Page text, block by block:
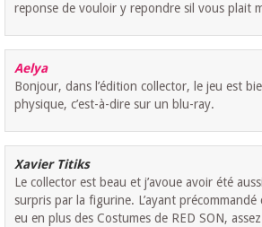
reponse de vouloir y repondre sil vous plait
Aelya
Bonjour, dans l’édition collector, le jeu est
physique, c’est-à-dire sur un blu-ray.
Xavier Titiks
Le collector est beau et j’avoue avoir été
surpris par la figurine. L’ayant précommandé
eu en plus des Costumes de RED SON,